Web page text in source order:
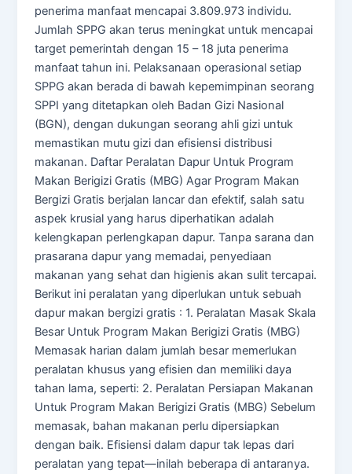
penerima manfaat mencapai 3.809.973 individu.
Jumlah SPPG akan terus meningkat untuk mencapai
target pemerintah dengan 15 – 18 juta penerima
manfaat tahun ini. Pelaksanaan operasional setiap
SPPG akan berada di bawah kepemimpinan seorang
SPPI yang ditetapkan oleh Badan Gizi Nasional
(BGN), dengan dukungan seorang ahli gizi untuk
memastikan mutu gizi dan efisiensi distribusi
makanan. Daftar Peralatan Dapur Untuk Program
Makan Berigizi Gratis (MBG) Agar Program Makan
Bergizi Gratis berjalan lancar dan efektif, salah satu
aspek krusial yang harus diperhatikan adalah
kelengkapan perlengkapan dapur. Tanpa sarana dan
prasarana dapur yang memadai, penyediaan
makanan yang sehat dan higienis akan sulit tercapai.
Berikut ini peralatan yang diperlukan untuk sebuah
dapur makan bergizi gratis : 1. Peralatan Masak Skala
Besar Untuk Program Makan Berigizi Gratis (MBG)
Memasak harian dalam jumlah besar memerlukan
peralatan khusus yang efisien dan memiliki daya
tahan lama, seperti: 2. Peralatan Persiapan Makanan
Untuk Program Makan Berigizi Gratis (MBG) Sebelum
memasak, bahan makanan perlu dipersiapkan
dengan baik. Efisiensi dalam dapur tak lepas dari
peralatan yang tepat—inilah beberapa di antaranya.